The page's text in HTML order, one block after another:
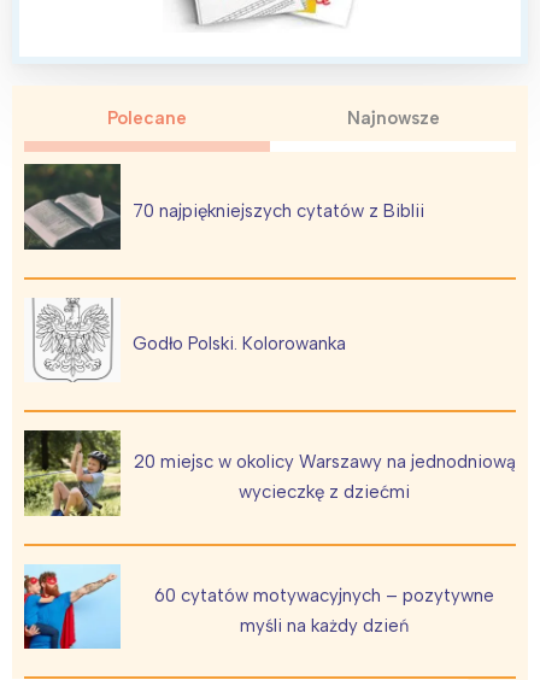
Polecane Najnowsze
70 najpiękniejszych cytatów z Biblii
Godło Polski. Kolorowanka
20 miejsc w okolicy Warszawy na jednodniową
wycieczkę z dziećmi
60 cytatów motywacyjnych – pozytywne
myśli na każdy dzień